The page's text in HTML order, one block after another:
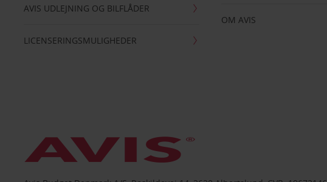
AVIS UDLEJNING OG BILFLÅDER
LICENSERINGSMULIGHEDER
OM AVIS